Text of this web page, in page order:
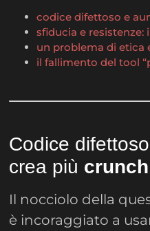
codice difettoso e
sfiducia e resistenze:
un problema di etica
il fallimento del tool
Codice
crea più crunch
Il nocciolo della
è incoraggiato a